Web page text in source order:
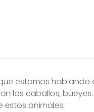
estamos hablando
los caballos,
animales: